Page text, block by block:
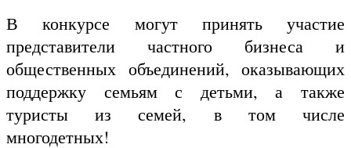
В конкурсе могут принять участие
представители частного бизнеса и
общественных объединений, оказывающих
поддержку семьям с детьми, а также
туристы из семей, в том числе
многодетных!